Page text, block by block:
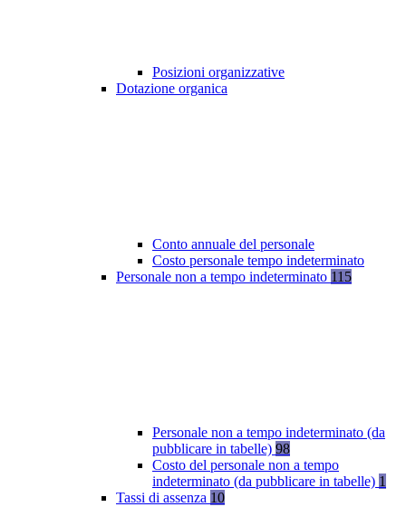
Posizioni organizzative
Dotazione organica
Conto annuale del personale
Costo personale tempo indeterminato
Personale non a tempo indeterminato 115
Personale non a tempo indeterminato (da
pubblicare in tabelle) 98
Costo del personale non a tempo
indeterminato (da pubblicare in tabelle) 1
Tassi di assenza 10